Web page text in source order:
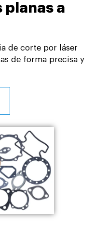
planas a
de corte por láser
de forma precisa y